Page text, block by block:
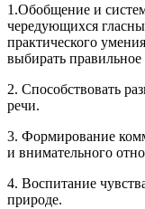
1.Обобщение и
чередующихся
практического
выбирать
2. Способствовать
речи.
3. Формирование
и внимательного
4. Воспитание
природе.